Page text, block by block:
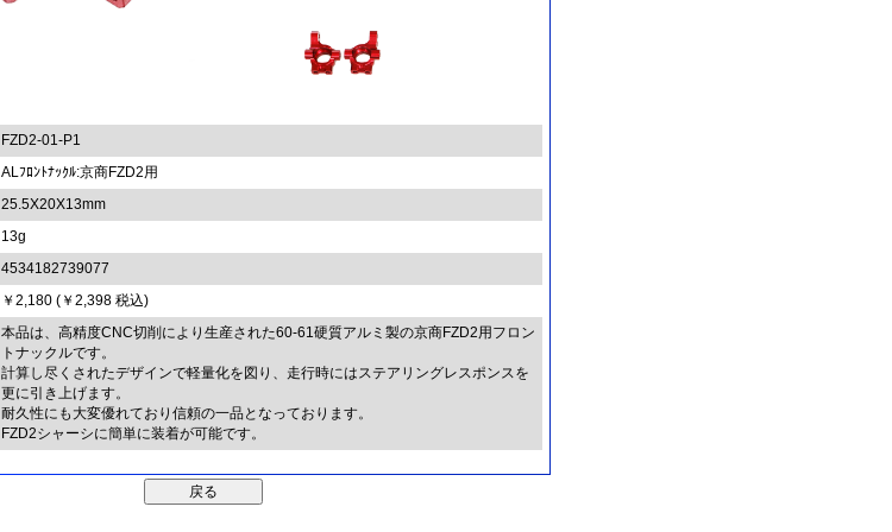
FZD2-01-P1
ALﾌﾛﾝﾄﾅｯｸﾙ:京商FZD2用
25.5X20X13mm
13g
4534182739077
￥2,180 (￥2,398 税込)
本品は、高精度CNC切削により生産された60-61硬質アルミ製の京商FZD2用フロン
トナックルです。
計算し尽くされたデザインで軽量化を図り、走行時にはステアリングレスポンスを
更に引き上げます。
耐久性にも大変優れており信頼の一品となっております。
FZD2シャーシに簡単に装着が可能です。